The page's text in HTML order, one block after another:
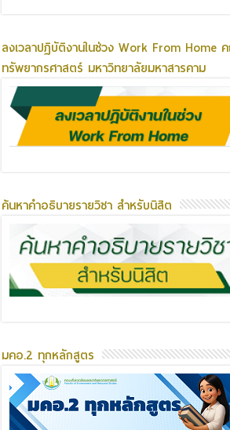
ลงเวลาปฏิบัติงานในช่วง Work From Home
ทรัพยากรศาสตร์ มหาวิทยาลัยมหาสารคาม
ค้นหาคำอธิบายรายวิชา สำหรับนิสิต
มคอ.2 ทุกหลักสูตร